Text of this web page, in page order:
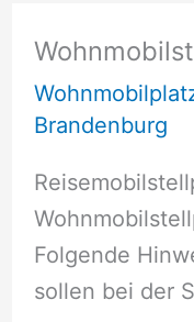
Brandenburg
Folgende
sollen bei der